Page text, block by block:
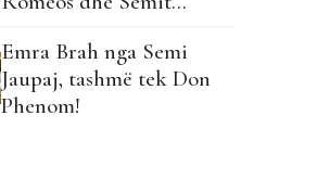
Emra Brah nga Semi
Jaupaj, tashmë tek Don
Phenom!